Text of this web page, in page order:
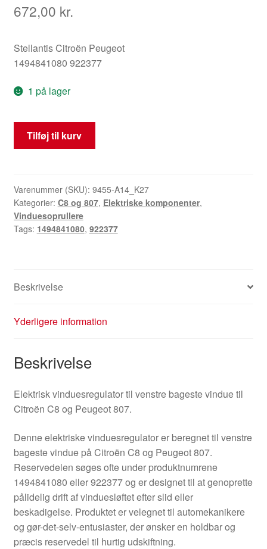
672,00 kr.
Stellantis Citroën Peugeot
1494841080 922377
1 på lager
Mekanisme
til
venstre
bageste
vindue
922377
Tilføj til kurv
Varenummer (SKU): 9455-A14_K27
Kategorier: C8 og 807, Elektriske komponenter,
Vinduesoprullere
Tags: 1494841080, 922377
Beskrivelse
Yderligere information
Beskrivelse
Elektrisk vinduesregulator til venstre bageste vindue til
Citroën C8 og Peugeot 807.
Denne elektriske vinduesregulator er beregnet til venstre
bageste vindue på Citroën C8 og Peugeot 807.
Reservedelen søges ofte under produktnumrene
1494841080 eller 922377 og er designet til at genoprette
pålidelig drift af vinduesløftet efter slid eller
beskadigelse. Produktet er velegnet til automekanikere
og gør-det-selv-entusiaster, der ønsker en holdbar og
præcis reservedel til hurtig udskiftning.